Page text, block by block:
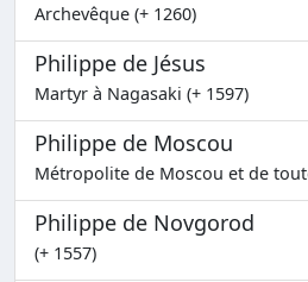
Archevêque (+ 1260)
Philippe de Jésus
Martyr à Nagasaki (+ 1597)
Philippe de Moscou
Métropolite de Moscou et de
Philippe de Novgorod
(+ 1557)